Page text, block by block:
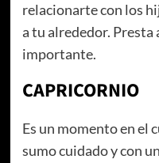
relacionarte con los
a tu alrededor. Presta
importante.
CAPRICORNIO
Es un momento en el
sumo cuidado y con